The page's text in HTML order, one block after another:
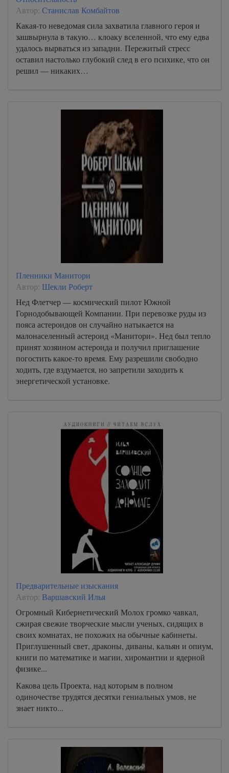
Автор: Станислав Комбайтов
Какая-то неведомая сила захватила главного героя и
зашвырнула в такую… клоаку вселенной, что ему едва
удалось вырваться из западни. Пережитый стресс
оставил настолько глубокий след в его психике, что он
решил — никаких…
Пленники Манитори
Автор: Шекли Роберт
Нед Флетчер — космический пилот Южной
Горнодобывающей Компании. При перевозке руды из
пояса астероидов он случайно натыкается на
малонаселенный астероид «Манитори». Нед был тепло
принят хозяином астероида и получил приглашение
погостить какое-то время. Ему разрешили свободно
ходить, где вздумается, но запретили заходить к
энергетической установке.
Предварительные изыскания
Автор: Варшавский Илья
Огромный Кибернетический Молох громко чавкал,
сжирая свежие творческие мысли ученых, сидящих в
своих комнатах, не похожих на обычные кабинеты.
Приглушенный свет, драконы, диваны, кальян и опиум,
книги по математике и магии, хиромантии и ядерной
физике...
Какова цель Проекта, над которым в полном
одиночестве трудятся десятки гениальных умов, не
знает никто...